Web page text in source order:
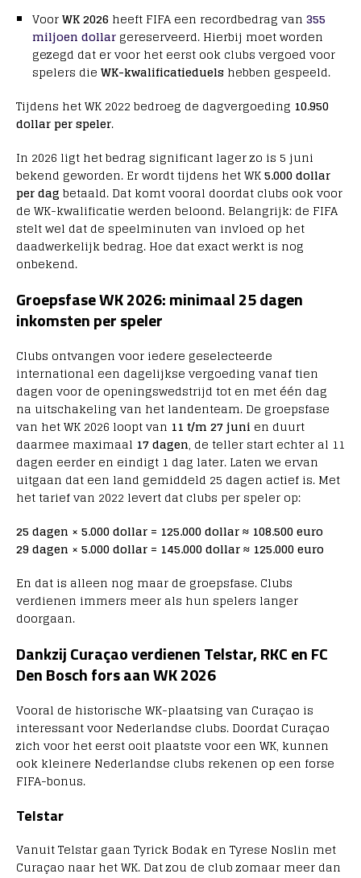
VoorWK 2026 heeft FIFA een recordbedrag van 355
miljoen dollar gereserveerd. Hierbij moet worden
gezegd dat er voor het eerst ook clubs vergoed voor
spelers die WK-kwalificatieduels hebben gespeeld.
Tijdens het WK 2022 bedroeg de dagvergoeding 10.950
dollar per speler.
In 2026 ligt het bedrag significant lager zo is 5 juni
bekend geworden. Er wordt tijdens het WK5.000 dollar
per dag betaald. Dat komt vooral doordat clubs ook voor
de WK-kwalificatie werden beloond. Belangrijk: de FIFA
stelt wel dat de speelminuten van invloed op het
daadwerkelijk bedrag. Hoe dat exact werkt is nog
onbekend.
Groepsfase WK 2026: minimaal 25 dagen
inkomsten per speler
Clubs ontvangen voor iedere geselecteerde
international een dagelijkse vergoeding vanaf tien
dagen voor de openingswedstrijd tot en met één dag
na uitschakeling van het landenteam. De groepsfase
van het WK 2026 loopt van 11 t/m 27 juni en duurt
daarmee maximaal 17 dagen, de teller start echter al 11
dagen eerder en eindigt 1 dag later. Laten we ervan
uitgaan dat een land gemiddeld 25 dagen actief is. Met
het tarief van 2022 levert dat clubs per speler op:
25 dagen × 5.000 dollar = 125.000 dollar ≈ 108.500 euro
29 dagen × 5.000 dollar = 145.000 dollar ≈ 125.000 euro
En dat is alleen nog maar de groepsfase. Clubs
verdienen immers meer als hun spelers langer
doorgaan.
Dankzij Curaçao verdienen Telstar, RKC en FC
Den Bosch fors aan WK 2026
Vooral de historische WK-plaatsing van Curaçao is
interessant voor Nederlandse clubs. Doordat Curaçao
zich voor het eerst ooit plaatste voor een WK, kunnen
ook kleinere Nederlandse clubs rekenen op een forse
FIFA-bonus.
Telstar
Vanuit Telstar gaan Tyrick Bodak en Tyrese Noslin met
Curaçao naar het WK. Dat zou de club zomaar meer dan